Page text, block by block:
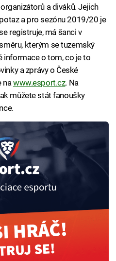
a diváků. Jejich
a pro sezónu 2019/20 je
registruje, má šanci v
kterým se tuzemský
informace o tom, co je to
a zprávy o České
nawww.esport.cz. Na
můžete stát fanoušky